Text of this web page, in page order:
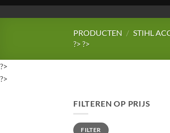
PRODUCTEN / STIHL
?> ?>
?>
?>
FILTEREN OP PRIJS
Min.
prijs
Max.
prijsFILTER